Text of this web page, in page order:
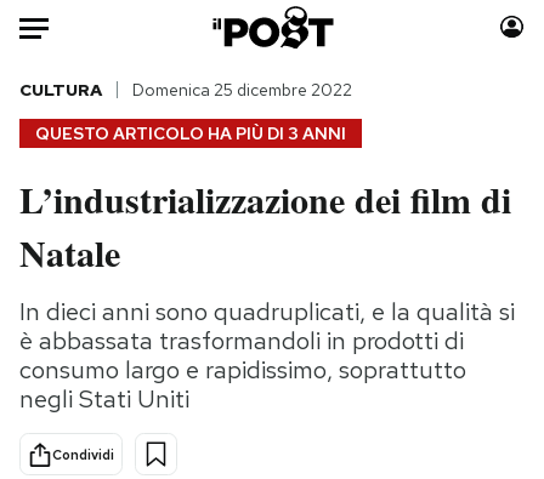
Auto
HOME
Italia
Politica
Tecnologia
Internet
Scienza
Cultura
Economia
Moda
Storie/Idee
Ok Boomer!
Media
QUESTO ARTICOLO HA PIÙ DI 3 ANNI
CULTURA Domenica 25 dicembre 2022
L’industrializzazione dei film di
Natale
In dieci anni sono quadruplicati, e la qualità si
è abbassata trasformandoli in prodotti di
consumo largo e rapidissimo, soprattutto
negli Stati Uniti
Condividi